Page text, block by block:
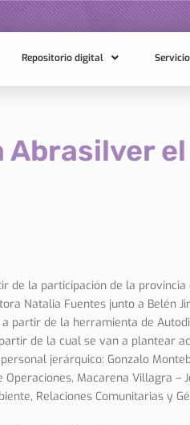
Repositorio digital
Abrasilver
la participación de la provincia
Natalia Fuentes junto a Belén
partir de la herramienta de
de la cual se van a plantear
jerárquico: Gonzalo
Macarena Villagra –
Relaciones Comunitarias y